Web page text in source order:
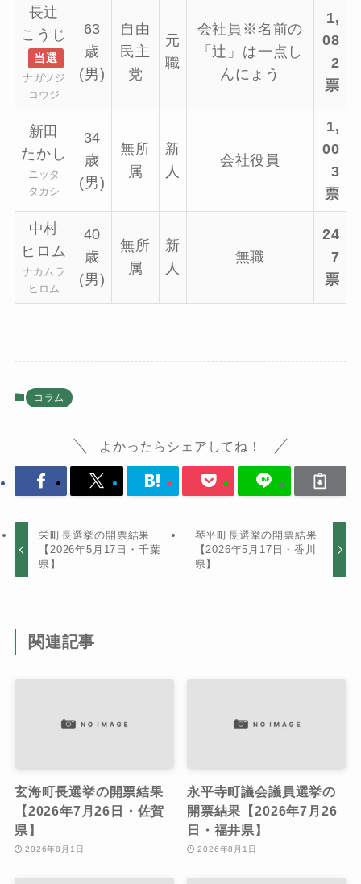
長辻
こうじ
当選
ナガツジ
コウジ
63
歳
(男)
自由
民主
党
元
職
会社員※名前の
「辻」は一点し
んにょう
1,
08
2
票
新田
たかし
ニッタ
タカシ
34
歳
(男)
無所
属
新
人
会社役員
1,
00
3
票
中村
ヒロム
ナカムラ
ヒロム
40
歳
(男)
無所
属
新
人
無職
24
7
票
コラム
よかったらシェアしてね！
栄町長選挙の開票結果
【2026年5月17日・千葉
県】
琴平町長選挙の開票結果
【2026年5月17日・香川
県】
関連記事
玄海町長選挙の開票結果
【2026年7月26日・佐賀
県】
2026年8月1日
永平寺町議会議員選挙の
開票結果【2026年7月26
日・福井県】
2026年8月1日